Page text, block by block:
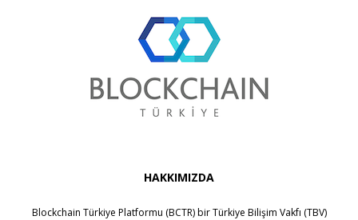
HAKKIMIZDA
Blockchain Türkiye Platformu (BCTR) birTürkiye Bilişim Vakfı (TBV)